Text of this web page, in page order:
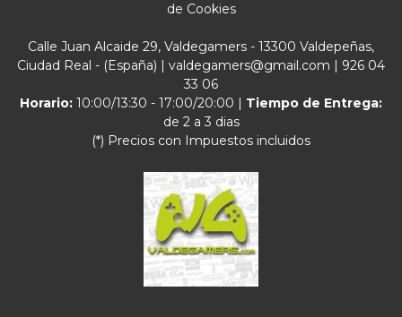
de Cookies
Calle Juan Alcaide 29, Valdegamers - 13300 Valdepeñas,
Ciudad Real - (España) | valdegamers@gmail.com | 926 04
33 06
Horario: 10:00/13:30 - 17:00/20:00 | Tiempo de Entrega:
de 2 a 3 dias
(*) Precios con Impuestos incluidos